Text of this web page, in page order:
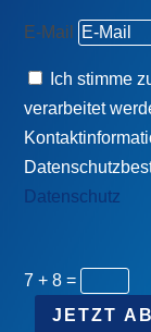
E-Mail
Ich stimme
verarbeitet
Datenschutz
7 + 8 =
JETZT